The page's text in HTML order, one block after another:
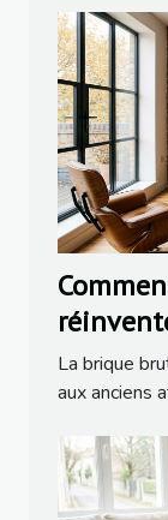
dans la
La brique
aux anciens